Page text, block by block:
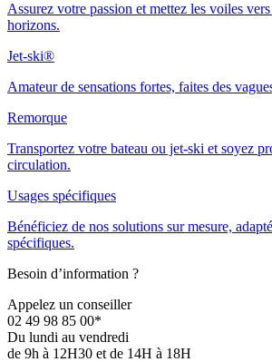
Assurez votre passion et mettez les voiles
horizons.
Jet-ski®
Amateur de sensations fortes, faites des
Remorque
Transportez votre bateau ou jet-ski et soyez
circulation.
Usages spécifiques
Bénéficiez de nos solutions sur mesure,
spécifiques.
Besoin d’information ?
Appelez un conseiller
02 49 98 85 00*
Du lundi au vendredi
de 9h à 12H30 et de 14H à 18H